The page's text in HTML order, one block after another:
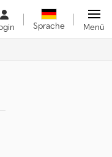
Sprache Menü